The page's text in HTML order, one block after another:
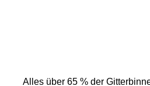
Alles über 65 % der